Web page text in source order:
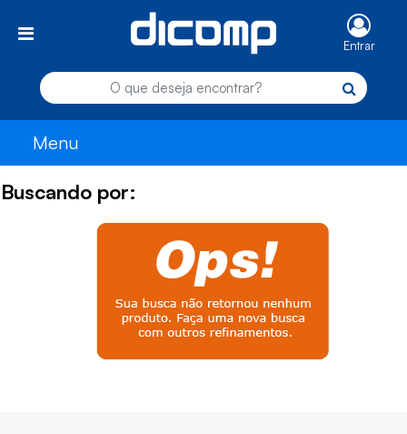
Entrar
Menu
Buscando por: